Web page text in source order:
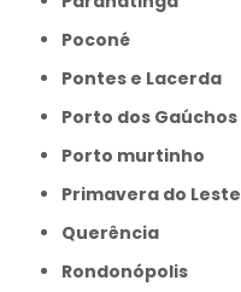
Poconé
Pontes e Lacerda
Porto dos Gaúchos
Porto murtinho
Primavera do Leste
Querência
Rondonópolis